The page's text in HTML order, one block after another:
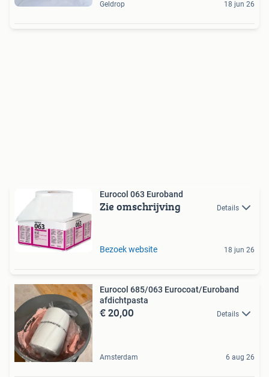
Geldrop 18 jun 26
Eurocol 063 Euroband
Zie omschrijving Details
Bezoek website 18 jun 26
Eurocol 685/063 Eurocoat/Euroband
afdichtpasta
€ 20,00 Details
Amsterdam 6 aug 26